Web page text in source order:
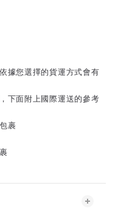
據您選擇的貨運方式會有
下面附上國際運送的參考
裹